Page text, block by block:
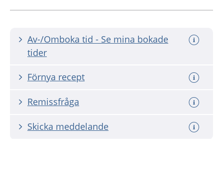
Av-/Omboka tid - Se mina bokade
tider
Förnya recept
Remissfråga
Skicka meddelande